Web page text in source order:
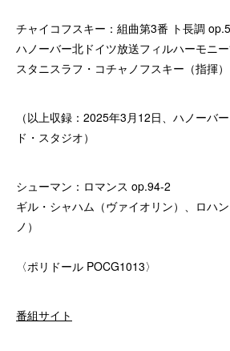
チャイコフスキー：組曲第3番 ト長調
ハノーバー北ドイツ放送フィルハーモニ
スタニスラフ・コチャノフスキー（指揮）
（以上収録：2025年3月12日、ハノーバ
ド・スタジオ）
シューマン：ロマンス op.94-2
ギル・シャハム（ヴァイオリン）、ロハ
ノ）
〈ポリドール POCG1013〉
番組サイト